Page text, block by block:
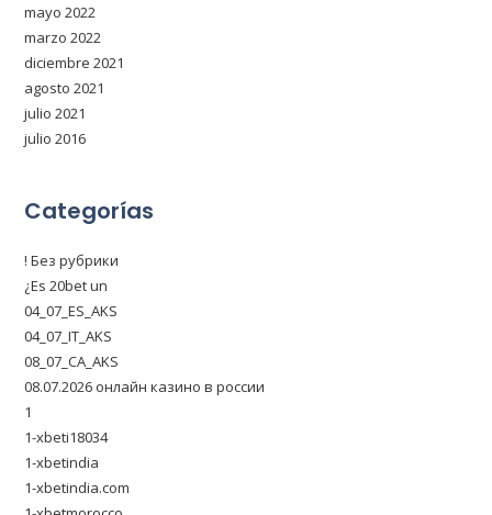
mayo 2022
marzo 2022
diciembre 2021
agosto 2021
julio 2021
julio 2016
Categorías
! Без рубрики
¿Es 20bet un
04_07_ES_AKS
04_07_IT_AKS
08_07_CA_AKS
08.07.2026 онлайн казино в россии
1
1-xbeti18034
1-xbetindia
1-xbetindia.com